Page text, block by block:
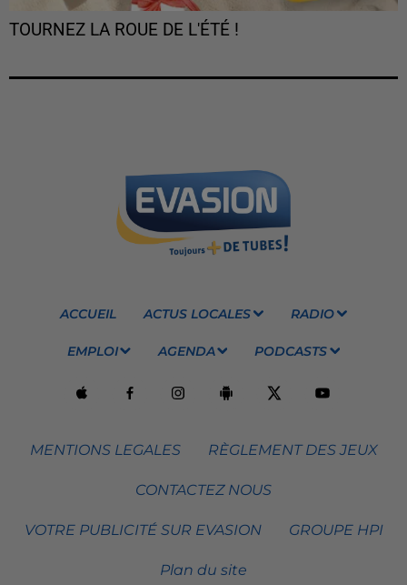
TOURNEZ LA ROUE DE L'ÉTÉ !
ACCUEIL ACTUS LOCALES RADIO
EMPLOI AGENDA PODCASTS
MENTIONS LEGALES RÈGLEMENT DES JEUX
CONTACTEZ NOUS
VOTRE PUBLICITÉ SUR EVASION GROUPE HPI
Plan du site